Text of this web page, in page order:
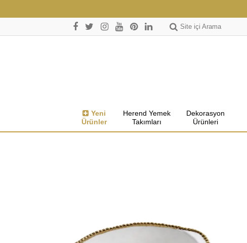
Site içi Arama
Yeni
Ürünler
Herend Yemek
Takımları
Dekorasyon
Ürünleri